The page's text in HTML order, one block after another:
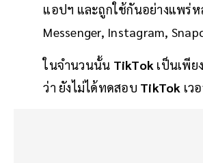
แอปฯ และถูกใช้กันอย่างแพร่
Messenger, Instagram,
ในจำนวนนั้น TikTok เป็นเพีย
ว่า ยังไม่ได้ทดสอบ TikTok เว